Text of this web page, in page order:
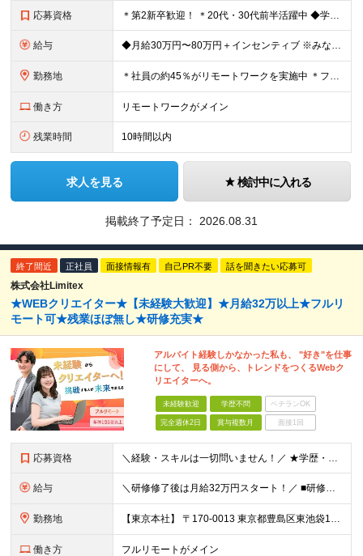
応募資格 ＊第2新卒歓迎！ ＊20代・30代前半活躍中 ◆学歴不問 ◆未経験歓迎 ＼こんな方にピッタリです！／ ★SNSを見るだけでなく「仕掛ける側」になりたい方 ★販売や接客で「お客様の心理」を考えた経験
給与 ◆月給30万円〜80万円＋インセンティブ ※みなし残業代（月10時間・16,000円）を含みます ※超過分は別途支給します ※試用期間3か月あり（給与は28万円、待遇に差異なし）
勤務地 ＊社員の約45％がリモートワークを実施中 ＊フルリモート案件もあり ＊転勤はありません 本社（横浜）または、東京・神奈川の各プロジェクト先。 【本社】 神奈川県横浜市中区不老町2丁目11-8 税経
働き方 リモートワークがメイン
残業時間 10時間以内
求人を見る 検討中に入れる
掲載終了予定日： 2026.08.31
終了間近 正社員 面接情報有 自己PR不要 話を聞きたい応募可
株式会社Limitex
★WEBクリエイター★【未経験大歓迎】★月給32万以上★フルリ
モート可★残業ほぼ無し★研修充実★
アルバイト経験しかなかった私も、 "好き"を仕事
にして、 見る側から、トレンドをつくるWebク
リエイターへ。
未経験歓迎 学歴不問 ベテランOK
完全週休2日 賞与複数月 面接1回
応募資格 ＼経験・スキルは一切問いません！／ ★学歴・職歴不問 ★未経験・第二新卒歓迎！ ★正社員デビューも応援します！
給与 ＼研修修了後は月給32万円スタート！／ ■研修修了後 月給32万円＋賞与＋インセンティブ賞与 ※残業代は別途支給 ▽研修期間（6カ月）▽ 【経験者】 （営業・接客・マーケティングなどの経験をお持
勤務地 【東京本社】 〒170-0013 東京都豊島区東池袋1-17-11 パークハイツ池袋
働き方 フルリモートがメイン